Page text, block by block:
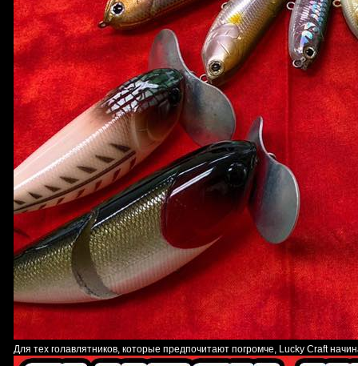
Для тех голавлятников, которые предпочитают погромче, Lucky Craft